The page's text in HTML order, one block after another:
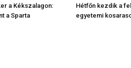
a Kékszalagon:
a Sparta
Hétfőn kezdik a
egyetemi